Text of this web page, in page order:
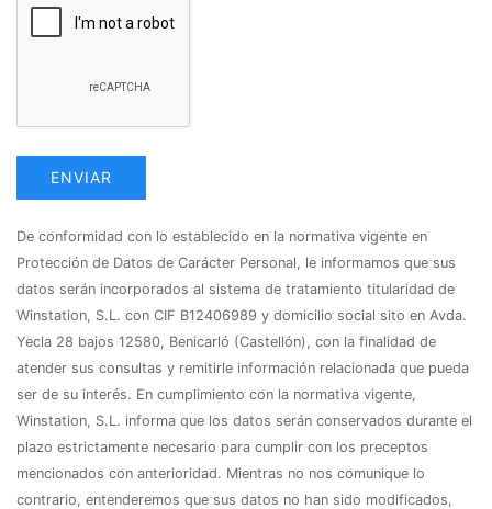
ENVIAR
De conformidad con lo establecido en la normativa vigente en
Protección de Datos de Carácter Personal, le informamos que sus
datos serán incorporados al sistema de tratamiento titularidad de
Winstation, S.L. con CIF B12406989 y domicilio social sito en Avda.
Yecla 28 bajos 12580, Benicarló (Castellón), con la finalidad de
atender sus consultas y remitirle información relacionada que pueda
ser de su interés. En cumplimiento con la normativa vigente,
Winstation, S.L. informa que los datos serán conservados durante el
plazo estrictamente necesario para cumplir con los preceptos
mencionados con anterioridad. Mientras no nos comunique lo
contrario, entenderemos que sus datos no han sido modificados,